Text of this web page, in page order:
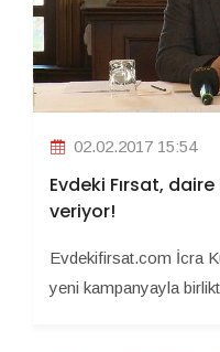
02.02.2017 15:54
Evdeki Fırsat,
veriyor!
Evdekifirsat.com İcra
yeni kampanyayla